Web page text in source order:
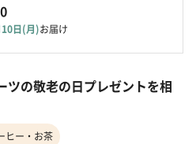
日(月)お届け
ツの敬老の日プレゼントを相
ヒー・お茶